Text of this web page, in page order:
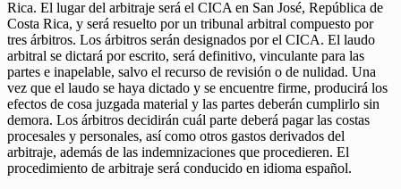
Rica. El lugar del arbitraje será el CICA en San José, República de
Costa Rica, y será resuelto por un tribunal arbitral compuesto por
tres árbitros. Los árbitros serán designados por el CICA. El laudo
arbitral se dictará por escrito, será definitivo, vinculante para las
partes e inapelable, salvo el recurso de revisión o de nulidad. Una
vez que el laudo se haya dictado y se encuentre firme, producirá los
efectos de cosa juzgada material y las partes deberán cumplirlo sin
demora. Los árbitros decidirán cuál parte deberá pagar las costas
procesales y personales, así como otros gastos derivados del
arbitraje, además de las indemnizaciones que procedieren. El
procedimiento de arbitraje será conducido en idioma español.